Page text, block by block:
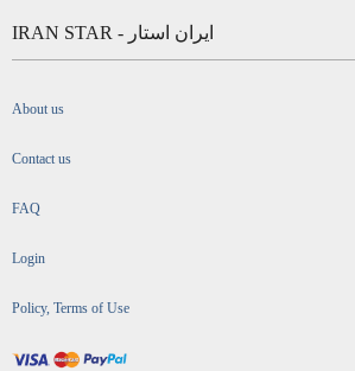
IRAN STAR - ایران استار
About us
Contact us
FAQ
Login
Policy, Terms of Use